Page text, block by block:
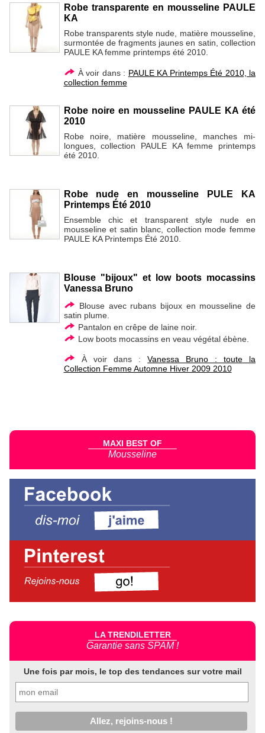
Robe transparente en mousseline PAULE
KA
Robe transparents style nude, matière mousseline,
surmontée de fragments jaunes en satin, collection
PAULE KA femme printemps été 2010.
À voir dans : PAULE KA Printemps Été 2010, la
collection femme
Robe noire en mousseline PAULE KA été
2010
Robe noire, matière mousseline, manches mi-
longues, collection PAULE KA femme printemps
été 2010.
Robe nude en mousseline PULE KA
Printemps Été 2010
Ensemble chic et transparent style nude en
mousseline et satin blanc, collection mode femme
PAULE KA Printemps Été 2010.
Blouse "bijoux" et low boots mocassins
Vanessa Bruno
Blouse avec rubans bijoux en mousseline de
satin plume.
Pantalon en crêpe de laine noir.
Low boots mocassins en veau végétal ébène.
À voir dans :Vanessa Bruno : toute la
Collection Femme Automne Hiver 2009 2010
MAXI BEST OF
Mousseline
LA TRENDILETTER
Garantie sans SPAM !
Une fois par mois, le top des tendances sur votre mail